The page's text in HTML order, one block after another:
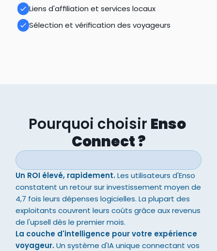
Liens d'affiliation et services locaux
Sélection et vérification des voyageurs
Pourquoi choisir Enso
Connect ?
Un ROI élevé, rapidement. Les utilisateurs d'Enso
constatent un retour sur investissement moyen de
4,7 fois leurs dépenses logicielles. La plupart des
exploitants couvrent leurs coûts grâce aux revenus
de l'upsell dès le premier mois.
La couche d'intelligence pour votre expérience
voyageur. Un système d'IA unique connectant vos